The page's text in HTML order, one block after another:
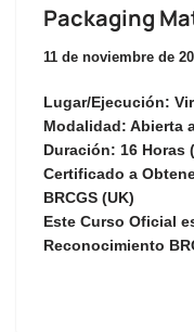
Packaging
11 de noviembre de
Lugar/Ejecución:
Modalidad: Abierta
Duración: 16 Horas
Certificado a
BRCGS (UK)
Este Curso Oficial
Reconocimiento